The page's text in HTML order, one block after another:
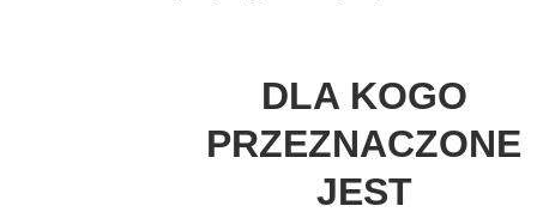
DLA KOGO
PRZEZNACZONE
JEST